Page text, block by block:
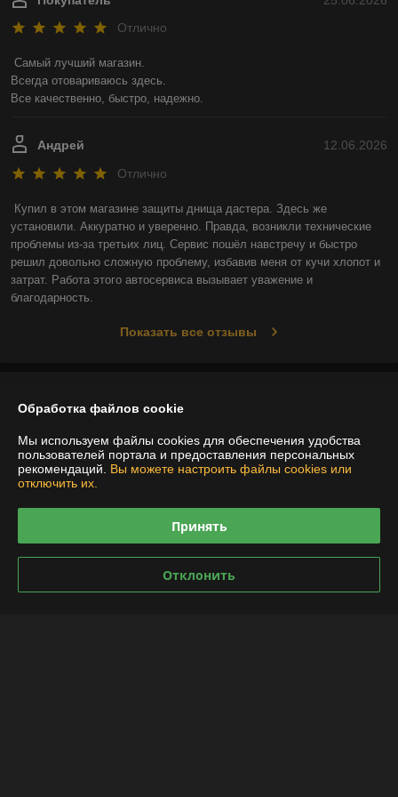
Отлично
Самый лучший магазин.
Всегда отовариваюсь здесь.
Все качественно, быстро, надежно.
12.06.2026
Андрей
Отлично
Купил в этом магазине защиты днища дастера. Здесь же
установили. Аккуратно и уверенно. Правда, возникли технические
проблемы из-за третьих лиц. Сервис пошёл навстречу и быстро
решил довольно сложную проблему, избавив меня от кучи хлопот и
затрат. Работа этого автосервиса вызывает уважение и
благодарность.
Показать все отзывы
Контакты
Доставка и оплата
Полная версия сайта
Обработка файлов cookie
Мы используем файлы cookies для обеспечения удобства
пользователей портала и предоставления персональных
рекомендаций. Вы можете настроить файлы cookies или
отключить их.
Принять
Отклонить